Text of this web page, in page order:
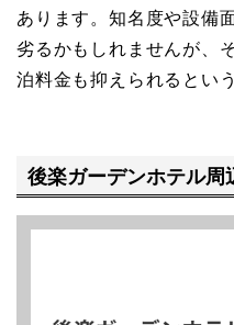
あります。知名度や設備
劣るかもしれませんが、
泊料金も抑えられるとい
後楽ガーデンホテル周